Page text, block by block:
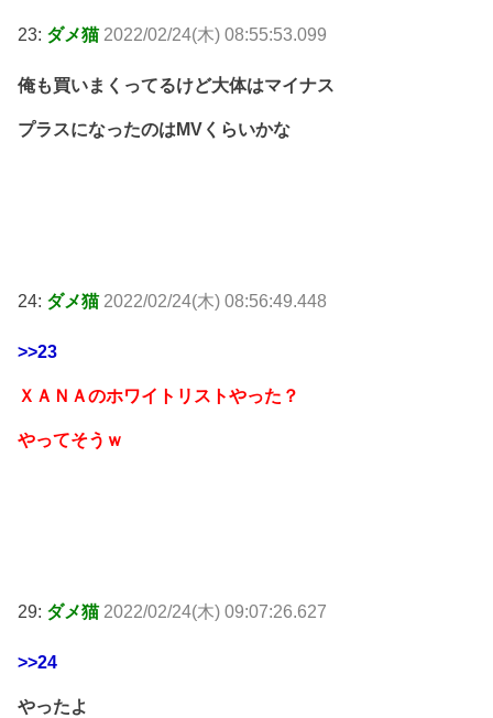
23: ダメ猫 2022/02/24(木) 08:55:53.099
俺も買いまくってるけど大体はマイナス
プラスになったのはMVくらいかな
24: ダメ猫 2022/02/24(木) 08:56:49.448
>>23
ＸＡＮＡのホワイトリストやった？
やってそうｗ
29: ダメ猫 2022/02/24(木) 09:07:26.627
>>24
やったよ